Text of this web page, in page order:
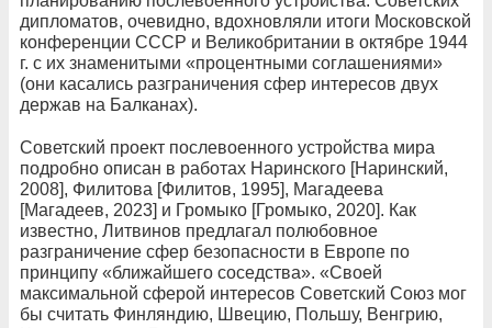
дипломатов, очевидно, вдохновляли итоги Московской
конференции СССР и Великобритании в октябре 1944
г. с их знаменитыми «процентными соглашениями»
(они касались разграничения сфер интересов двух
держав на Балканах).
Советский проект послевоенного устройства мира
подробно описан в работах Наринского [Наринский,
2008], Филитова [Филитов, 1995], Магадеева
[Магадеев, 2023] и Громыко [Громыко, 2020]. Как
известно, Литвинов предлагал полюбовное
разграничение сфер безопасности в Европе по
принципу «ближайшего соседства». «Своей
максимальной сферой интересов Советский Союз мог
бы считать Финляндию, Швецию, Польшу, Венгрию,